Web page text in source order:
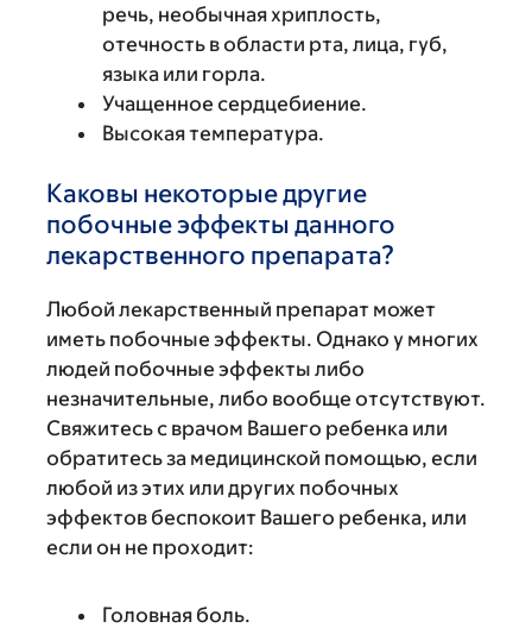
речь, необычная хриплость,
отечность в области рта, лица, губ,
языка или горла.
Учащенное сердцебиение.
Высокая температура.
Каковы некоторые другие
побочные эффекты данного
лекарственного препарата?
Любой лекарственный препарат может
иметь побочные эффекты. Однако у многих
людей побочные эффекты либо
незначительные, либо вообще отсутствуют.
Свяжитесь с врачом Вашего ребенка или
обратитесь за медицинской помощью, если
любой из этих или других побочных
эффектов беспокоит Вашего ребенка, или
если он не проходит:
Головная боль.